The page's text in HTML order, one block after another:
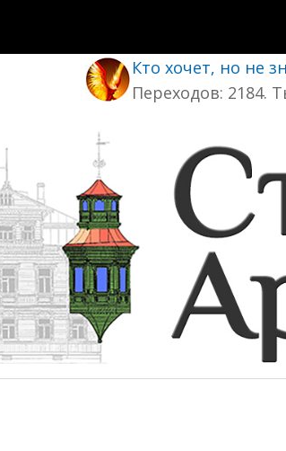
Кто хочет, но не
Переходов: 2184.